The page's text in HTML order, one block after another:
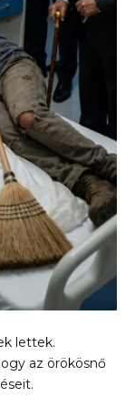
lettek.
az örökösnő